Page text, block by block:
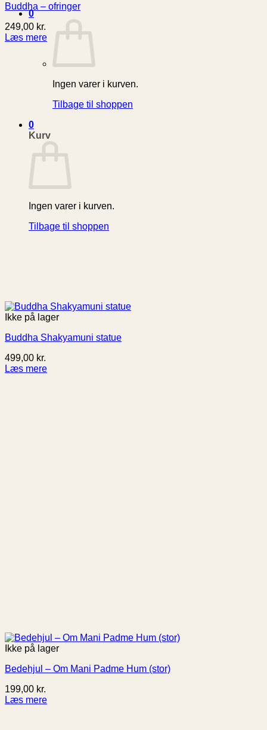
0
Ingen varer i kurven.
Tilbage til shoppen
0
Kurv
Ingen varer i kurven.
Tilbage til shoppen
Buddha – ofringer
249,00 kr.
Læs mere
Ikke på lager
Buddha Shakyamuni statue
499,00 kr.
Læs mere
Ikke på lager
Bedehjul – Om Mani Padme Hum (stor)
199,00 kr.
Læs mere